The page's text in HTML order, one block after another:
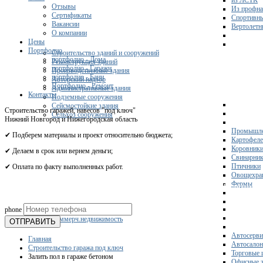
Из
Строительство зданий и сооружений
Реконструкция зданий
Производственные здания
Авторский надзор
Административные здания
Подземные сооружения
Сейсмостойкие здания
Сельхоз сооружения
Коровники
Птичники
Фермы
Склады
Коммерч.недвижимость
Торговые
Отзывы
Сертификаты
Вакансии
О компании
Цены
Портфолио
портфолио - Дома
портфолио - Гаражи
портфолио - Бани
Портфолио - Ремонт
Контакты
Строительство гаражей, навесов "под ключ"
Нижний Новгород и Нижегородская область
✔ Подберем материалы и проект относительно бюджета;
✔ Делаем в срок или вернем деньги;
✔ Оплата по факту выполненных работ.
phone
ОТПРАВИТЬ
Главная
Строительство гаража под ключ
Залить пол в гараже бетоном